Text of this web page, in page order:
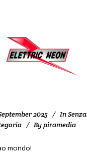
2025 InSenza
Bypiramedia
mondo!